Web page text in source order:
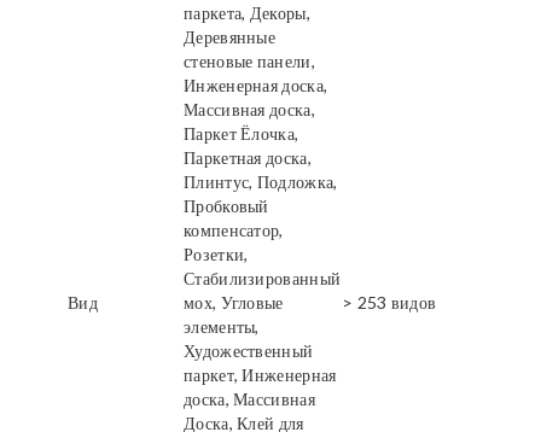
Вид
паркета, Декоры,
Деревянные
стеновые панели,
Инженерная доска,
Массивная доска,
Паркет Ёлочка,
Паркетная доска,
Плинтус, Подложка,
Пробковый
компенсатор,
Розетки,
Стабилизированный
мох, Угловые
элементы,
Художественный
паркет, Инженерная
доска, Массивная
Доска, Клей для
> 253 видов